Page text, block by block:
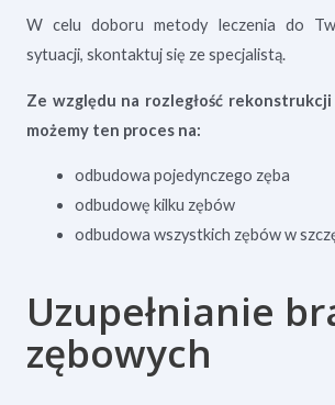
W celu doboru metody leczenia do
sytuacji, skontaktuj się ze specjalistą.
Ze względu na rozległość
możemy ten proces na:
odbudowa pojedynczego zęba
odbudowę kilku zębów
odbudowa wszystkich zębów w
Uzupełnianie
zębowych